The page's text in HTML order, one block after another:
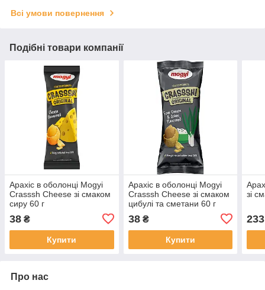
Всі умови повернення
Подібні товари компанії
Арахіс в оболонці Mogyi
Crasssh Cheese зі смаком
сиру 60 г
38 ₴
Купити
Арахіс в оболонці Mogyi
Crasssh Cheese зі смаком
цибулі та сметани 60 г
38₴
Купити
зі
233
Про нас